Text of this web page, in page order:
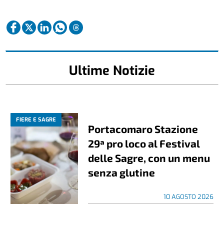
Ultime Notizie
FIERE E SAGRE
Portacomaro Stazione
29ª pro loco al Festival
delle Sagre, con un menu
senza glutine
10 AGOSTO 2026